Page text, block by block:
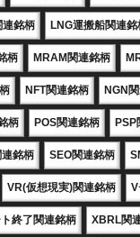
連銘柄 LNG運搬船関連銘
柄 MRAM関連銘柄
NFT関連銘柄 NGN
柄 POS関連銘柄 PSP
銘柄 SEO関連銘柄
VR(仮想現実)関連銘柄
終了関連銘柄 XBRL関